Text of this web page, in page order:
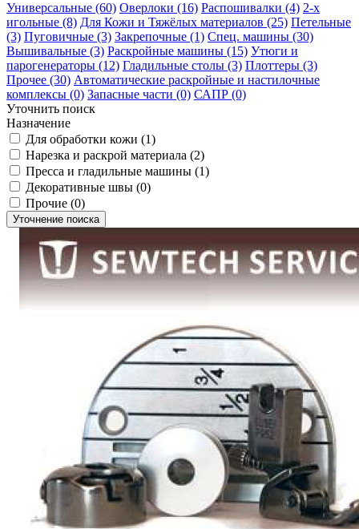
Универсальные (60) Оверлоки (16) Распошивалки (4) 2-х
игольные (8) Для Кожи и Тяжёлых материалов (25) Петельные
(3) Пуговичные (3) Закрепочные (1) Спец. машины (30)
Вышивальные (3) Раскройные машины (15) Утюги и
парогенераторы (12) Гладильные столы (3) Плоттеры (3)
Прочее (30) Автоматические раскройные и настилочные
комплексы (0) Запасные части (0) САПР (0)
Уточнить поиск
Назначение
Для обработки кожи (1)
Нарезка и раскрой материала (2)
Пресса и гладильные машины (1)
Декоративные швы (0)
Прочие (0)
Уточнение поиска